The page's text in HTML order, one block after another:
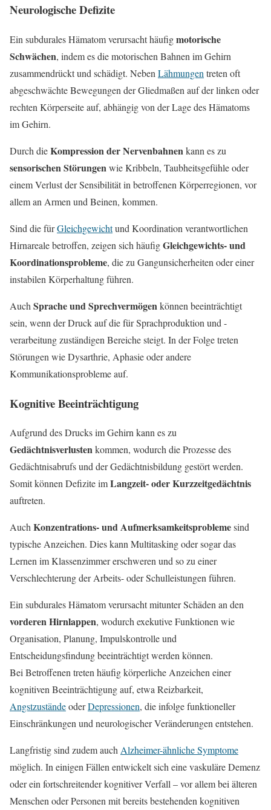
Neurologische Defizite
Ein subdurales Hämatom verursacht häufigmotorische
Schwächen, indem es die motorischen Bahnen im Gehirn
zusammendrückt und schädigt. Neben Lähmungen treten oft
abgeschwächte Bewegungen der Gliedmaßen auf der linken oder
rechten Körperseite auf, abhängig von der Lage des Hämatoms
im Gehirn.
Durch dieKompression der Nervenbahnenkann es zu
sensorischen Störungenwie Kribbeln, Taubheitsgefühle oder
einem Verlust der Sensibilität in betroffenen Körperregionen, vor
allem an Armen und Beinen, kommen.
Sind die fürGleichgewichtund Koordination verantwortlichen
Hirnareale betroffen, zeigen sich häufigGleichgewichts- und
Koordinationsprobleme, die zu Gangunsicherheiten oder einer
instabilen Körperhaltung führen.
Auch Sprache und Sprechvermögenkönnen beeinträchtigt
sein, wenn der Druck auf die für Sprachproduktion und -
verarbeitung zuständigen Bereiche steigt. In der Folge treten
Störungen wie Dysarthrie, Aphasie oder andere
Kommunikationsprobleme auf.
Kognitive Beeinträchtigung
Aufgrund des Drucks im Gehirn kann es zu
Gedächtnisverlustenkommen, wodurch die Prozesse des
Gedächtnisabrufs und der Gedächtnisbildung gestört werden.
Somit können Defizite imLangzeit- oder Kurzzeitgedächtnis
auftreten.
AuchKonzentrations- und Aufmerksamkeitsproblemesind
typische Anzeichen. Dies kann Multitasking oder sogar das
Lernen im Klassenzimmer erschweren und so zu einer
Verschlechterung der Arbeits- oder Schulleistungen führen.
Ein subdurales Hämatom verursacht mitunter Schäden an den
vorderen Hirnlappen, wodurch exekutive Funktionen wie
Organisation, Planung, Impulskontrolle und
Entscheidungsfindung beeinträchtigt werden können.
Bei Betroffenen treten häufig körperliche Anzeichen einer
kognitiven Beeinträchtigung auf, etwa Reizbarkeit,
AngstzuständeoderDepressionen, die infolge funktioneller
Einschränkungen und neurologischer Veränderungen entstehen.
Langfristig sind zudem auchAlzheimer-ähnliche Symptome
möglich. In einigen Fällen entwickelt sich eine vaskuläre Demenz
oder ein fortschreitender kognitiver Verfall – vor allem bei älteren
Menschen oder Personen mit bereits bestehenden kognitiven